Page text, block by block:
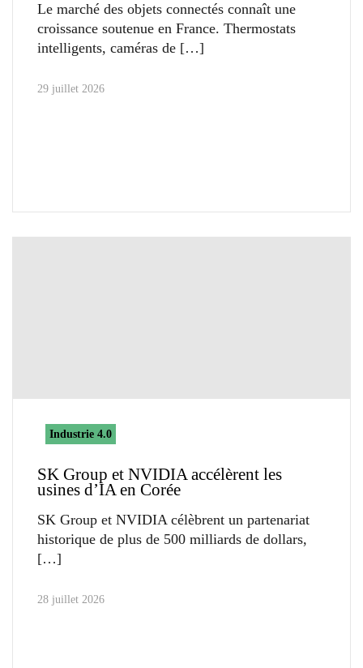
Le marché des objets connectés connaît une
croissance soutenue en France. Thermostats
intelligents, caméras de
29 juillet 2026
Industrie 4.0
SK Group et NVIDIA accélèrent les
usines d’IA en Corée
SK Group et NVIDIA célèbrent un partenariat
historique de plus de 500 milliards de dollars,
28 juillet 2026